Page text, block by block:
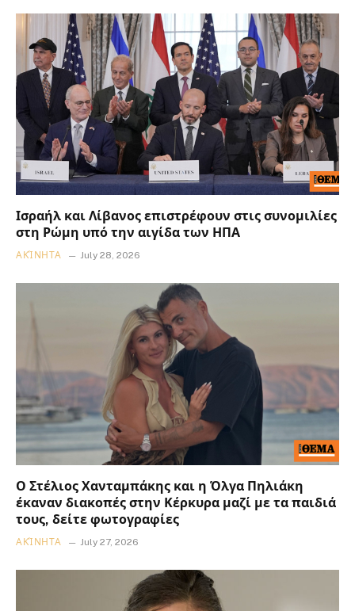
Ισραήλ και Λίβανος επιστρέφουν στις συνομιλίες
στη Ρώμη υπό την αιγίδα των ΗΠΑ
ΑΚΊΝΗΤΑ July 28, 2026
Ο Στέλιος Χανταμπάκης και η Όλγα Πηλιάκη
έκαναν διακοπές στην Κέρκυρα μαζί με τα παιδιά
τους, δείτε φωτογραφίες
ΑΚΊΝΗΤΑ July 27, 2026